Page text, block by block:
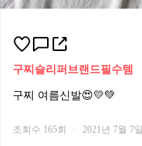
구찌 슬리퍼 브랜드필수템
구찌 여름신발😍💛💚
조회수 165회 · 2021년 7월 7일